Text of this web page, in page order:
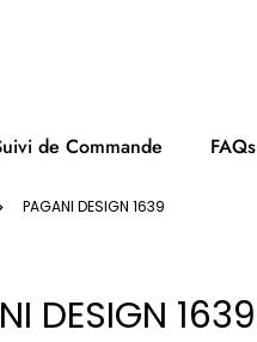
de Commande FAQs
PAGANI DESIGN 1639
DESIGN 1639